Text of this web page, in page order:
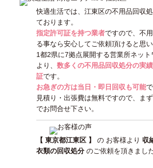
快適生活では、江東区の不用品回収
ております。
指定許可証を持つ業者ですので、不
る事なら安心してご依頼頂けると思い
1都2県に7拠点展開する営業所ネット
より、 数多くの不用品回収処分の実
証です。
お急ぎの方は当日・即日回収も可能
見積り・出張費は無料ですので、ま
でお問合せ下さい。
【 東京都江東区 】 の お客様より 収
衣類の回収処分 のご依頼を頂きました